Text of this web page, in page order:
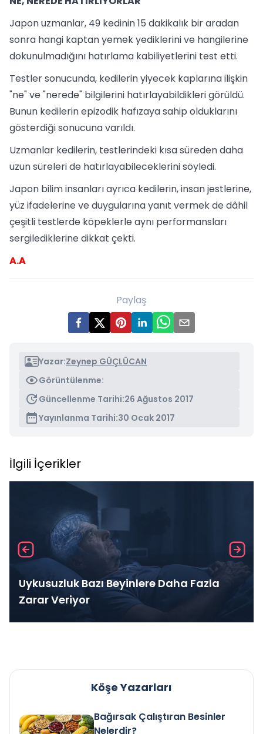
Japon uzmanlar, 49 kedinin 15 dakikalık bir aradan
sonra hangi kaptan yemek yediklerini ve hangilerine
dokunulmadığını hatırlama kabiliyetlerini test etti.
Testler sonucunda, kedilerin yiyecek kaplarına ilişkin
"ne" ve "nerede" bilgilerini hatırlayabildikleri görüldü.
Bunun kedilerin epizodik hafızaya sahip olduklarını
gösterdiği sonucuna varıldı.
Uzmanlar kedilerin, testlerindeki kısa süreden daha
uzun süreleri de hatırlayabileceklerini söyledi.
Japon bilim insanları ayrıca kedilerin, insan jestlerine,
yüz ifadelerine ve duygularına yanıt vermek de dâhil
çeşitli testlerde köpeklerle aynı performansları
sergilediklerine dikkat çekti.
A.A
Paylaş
Yazar:Zeynep GÜÇLÜCAN
Görüntülenme:
Güncellenme Tarihi:26 Ağustos 2017
Yayınlanma Tarihi:30 Ocak 2017
İlgili İçerikler
Uykusuzluk Bazı Beyinlere Daha Fazla
Zarar Veriyor
Köşe Yazarları
Bağırsak Çalıştıran Besinler
Nelerdir?